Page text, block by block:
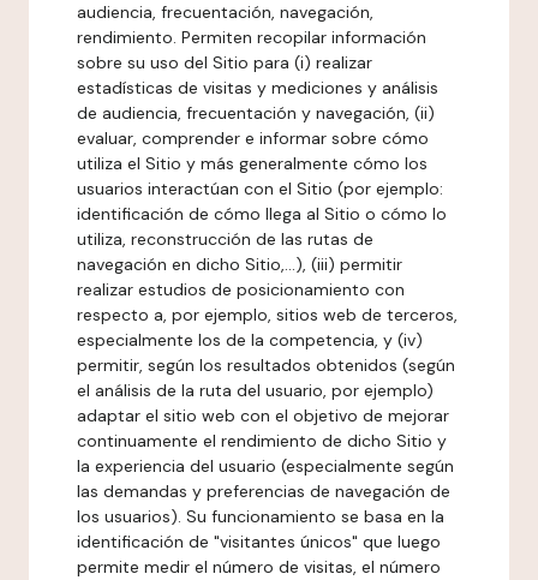
audiencia, frecuentación, navegación,
rendimiento. Permiten recopilar información
sobre su uso del Sitio para (i) realizar
estadísticas de visitas y mediciones y análisis
de audiencia, frecuentación y navegación, (ii)
evaluar, comprender e informar sobre cómo
utiliza el Sitio y más generalmente cómo los
usuarios interactúan con el Sitio (por ejemplo:
identificación de cómo llega al Sitio o cómo lo
utiliza, reconstrucción de las rutas de
navegación en dicho Sitio,...), (iii) permitir
realizar estudios de posicionamiento con
respecto a, por ejemplo, sitios web de terceros,
especialmente los de la competencia, y (iv)
permitir, según los resultados obtenidos (según
el análisis de la ruta del usuario, por ejemplo)
adaptar el sitio web con el objetivo de mejorar
continuamente el rendimiento de dicho Sitio y
la experiencia del usuario (especialmente según
las demandas y preferencias de navegación de
los usuarios). Su funcionamiento se basa en la
identificación de "visitantes únicos" que luego
permite medir el número de visitas, el número